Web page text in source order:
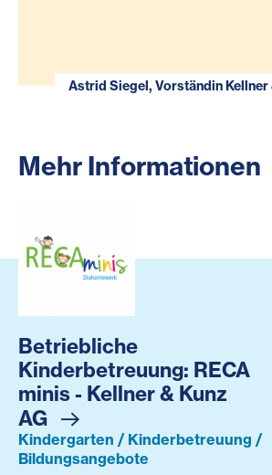
Astrid Siegel, Vorständin Kellner
Mehr Informationen
Betriebliche
Kinderbetreuung: RECA
minis - Kellner & Kunz
AG
Kindergarten / Kinderbetreuung /
Bildungsangebote